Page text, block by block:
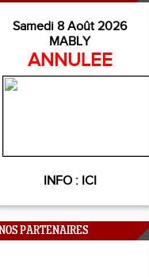
Samedi 8 Août 2026
MABLY
ANNULEE
INFO : ICI
PARTENAIRES